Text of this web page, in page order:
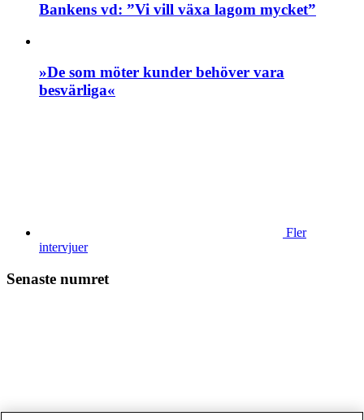
Bankens vd: ”Vi vill växa lagom mycket”
»De som möter kunder behöver vara
besvärliga«
Fler
intervjuer
Senaste numret